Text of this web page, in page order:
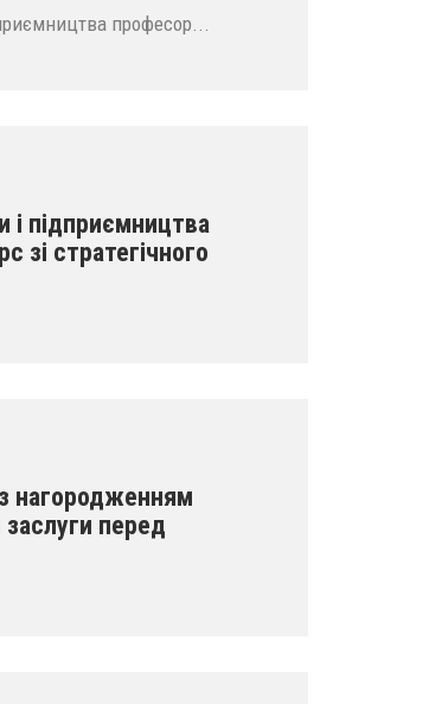
професор...
і підприємництва
зі стратегічного
нагородженням
перед